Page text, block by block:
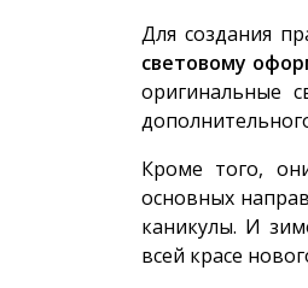
Для создания
световому
оригинальные
Кроме того,
основных
каникулы. И
всей красе